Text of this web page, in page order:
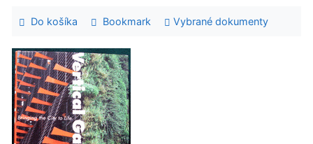
Do košíka Bookmark Vybrané dokumenty